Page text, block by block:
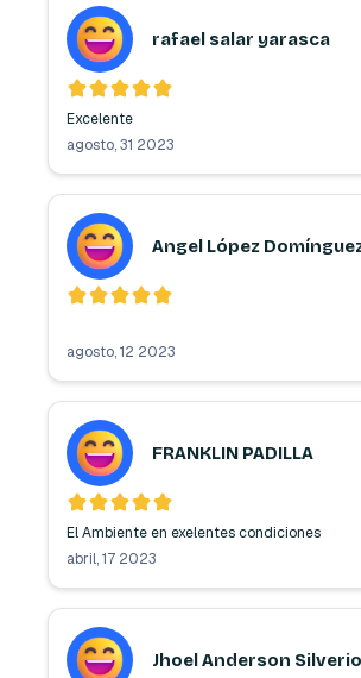
rafael salar yarasca
Excelente
agosto, 31 2023
Angel López
agosto, 12 2023
FRANKLIN PADILLA
El Ambiente en exelentes condiciones
abril, 17 2023
Jhoel Anderson